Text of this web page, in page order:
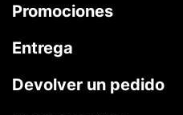
Promociones
Entrega
Devolver un pedido